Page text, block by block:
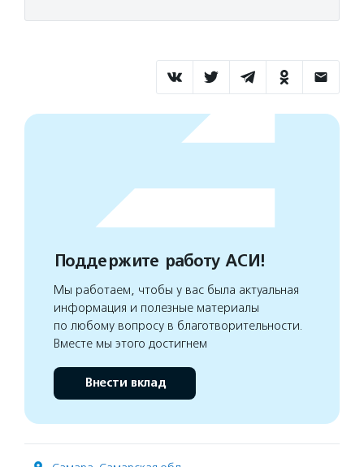
Поддержите работу АСИ!
Мы работаем, чтобы у вас была актуальная
информация и полезные материалы
по любому вопросу в благотворительности.
Вместе мы этого достигнем
Внести вклад